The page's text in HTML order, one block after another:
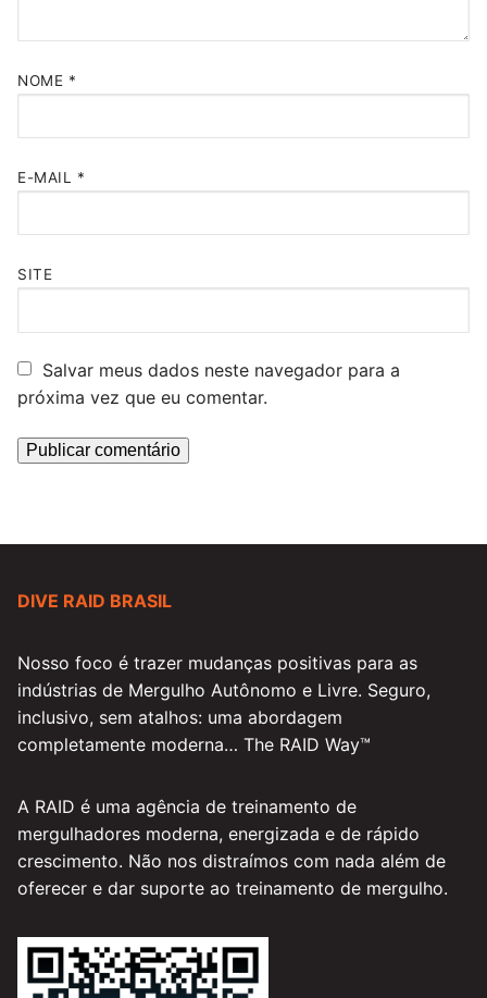
NOME *
E-MAIL *
SITE
Salvar meus dados neste navegador para a
próxima vez que eu comentar.
DIVE RAID BRASIL
Nosso foco é trazer mudanças positivas para as
indústrias de Mergulho Autônomo e Livre. Seguro,
inclusivo, sem atalhos: uma abordagem
completamente moderna… The RAID Way™
A RAID é uma agência de treinamento de
mergulhadores moderna, energizada e de rápido
crescimento. Não nos distraímos com nada além de
oferecer e dar suporte ao treinamento de mergulho.